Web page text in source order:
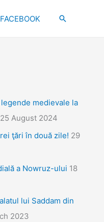
FACEBOOK Search
medievale la
25 August 2024
ţări în două zile! 29
a Nowruz-ului 18
lui Saddam din
2023